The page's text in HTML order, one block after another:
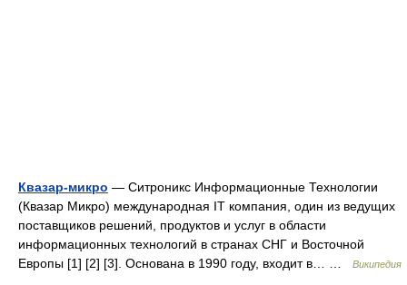
Квазар-микро — Ситроникс Информационные Технологии
(Квазар Микро) международная IT компания, один из ведущих
поставщиков решений, продуктов и услуг в области
информационных технологий в странах СНГ и Восточной
Европы [1] [2] [3]. Основана в 1990 году, входит в… …
Википедия